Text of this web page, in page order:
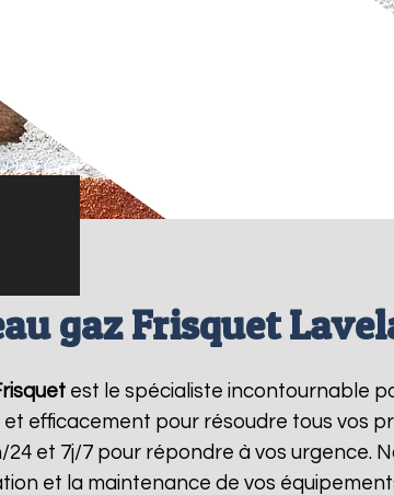
gaz Frisquet
est le spécialiste incontournable
efficacement pour résoudre tous vos
et 7j/7 pour répondre à vos urgence.
et la maintenance de vos